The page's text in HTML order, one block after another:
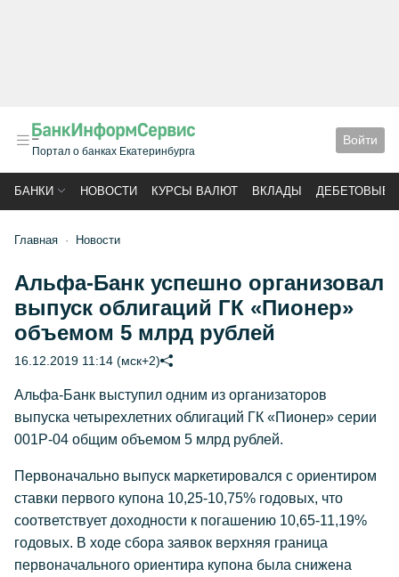
Портал о банках Екатеринбурга
Войти
БАНКИ НОВОСТИ КУРСЫ ВАЛЮТ ВКЛАДЫ ДЕБЕТОВЫЕ
Главная Новости
Альфа-Банк успешно организовал
выпуск облигаций ГК «Пионер»
объемом 5 млрд рублей
16.12.2019 11:14 (мск+2)
Альфа-Банк выступил одним из организаторов
выпуска четырехлетних облигаций ГК «Пионер» серии
001P-04 общим объемом 5 млрд рублей.
Первоначально выпуск маркетировался с ориентиром
ставки первого купона 10,25-10,75% годовых, что
соответствует доходности к погашению 10,65-11,19%
годовых. В ходе сбора заявок верхняя граница
первоначального ориентира купона была снижена